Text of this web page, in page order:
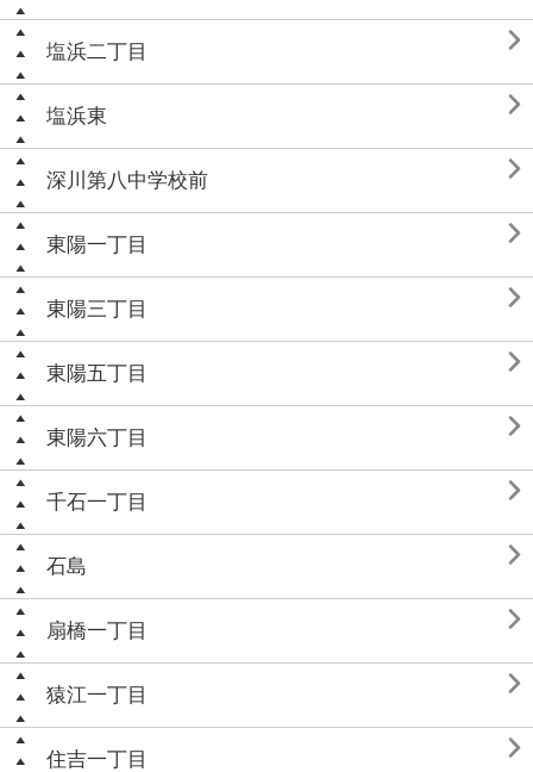
塩浜二丁目 
塩浜東 
深川第八中学校前 
東陽一丁目 
東陽三丁目 
東陽五丁目 
東陽六丁目 
千石一丁目 
石島 
扇橋一丁目 
猿江一丁目 
住吉一丁目 